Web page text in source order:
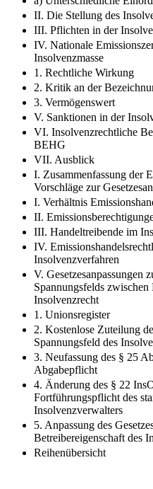
II. Die Stellung des
III. Pflichten in der
IV. Nationale
Insolvenzmasse
1. Rechtliche Wirkung
2. Kritik an der
3. Vermögenswert
V. Sanktionen in der
VI. Insolvenzrechtliche
BEHG
VII. Ausblick
I. Zusammenfassung der
Vorschläge zur
I. Verhältnis
II.
III. Handeltreibende im
IV.
Insolvenzverfahren
V. Gesetzesanpassungen
Spannungsfelds zwischen
Insolvenzrecht
1. Unionsregister
2. Kostenlose Zuteilung
Spannungsfeld des
3. Neufassung des § 25
Abgabepflicht
4. Änderung des § 22
Fortführungspflicht des
Insolvenzverwalters
5. Anpassung des
Betreibereigenschaft des
Reihenübersicht